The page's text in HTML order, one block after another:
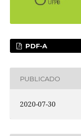
PDF-A
PUBLICADO
2020-07-30